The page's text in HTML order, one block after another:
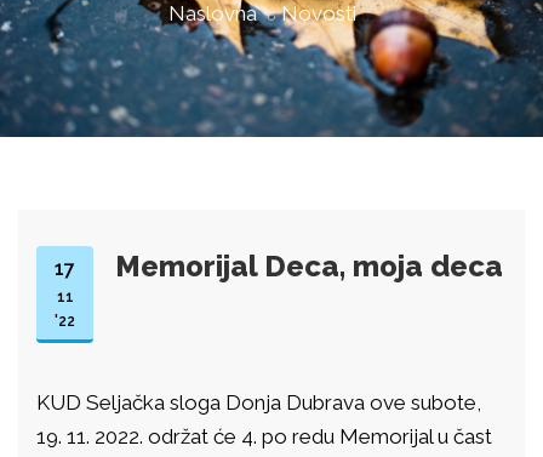
Naslovna Novosti
17
11
'22
Memorijal Deca, moja deca
KUD Seljačka sloga Donja Dubrava ove subote,
19. 11. 2022. održat će 4. po redu Memorijal u čast